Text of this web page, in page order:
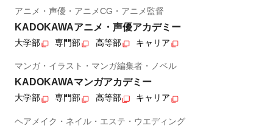
アニメ・声優・アニメCG・アニメ監督
KADOKAWAアニメ・声優アカデミー
大学部 専門部 高等部 キャリア
マンガ・イラスト・マンガ編集者・ノベル
KADOKAWAマンガアカデミー
大学部 専門部 高等部 キャリア
ヘアメイク・ネイル・エステ・ウエディング